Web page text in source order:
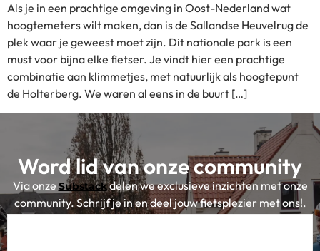
Als je in een prachtige omgeving in Oost-Nederland wat
hoogtemeters wilt maken, dan is de Sallandse Heuvelrug de
plek waar je geweest moet zijn. Dit nationale park is een
must voor bijna elke fietser. Je vindt hier een prachtige
combinatie aan klimmetjes, met natuurlijk als hoogtepunt
de Holterberg. We waren al eens in de buurt […]
Word lid van onze community
Via onze Substackdelen we exclusieve inzichten met onze
community. Schrijf je in en deel jouw fietsplezier met ons!.